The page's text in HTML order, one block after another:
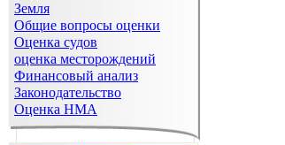
Земля
Общие вопросы оценки
Оценка судов
оценка месторождений
Финансовый анализ
Законодательство
Оценка НМА